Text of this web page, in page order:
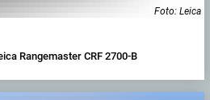
Foto: Leica
Rangemaster CRF 2700-B